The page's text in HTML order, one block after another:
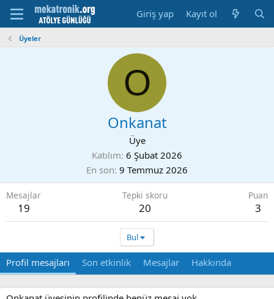
Giriş yap Kayıt ol
Üyeler
O
Onkanat
Üye
Katılım 6 Şubat 2026
En son 9 Temmuz 2026
Mesajlar
19
Tepki skoru
20
Puan
3
Bul
Profil mesajları Son etkinlik Mesajlar Hakkında